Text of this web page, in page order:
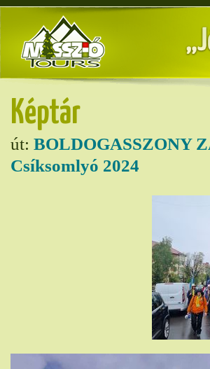
Képtár
út: BOLDOGASSZONY
Csíksomlyó 2024